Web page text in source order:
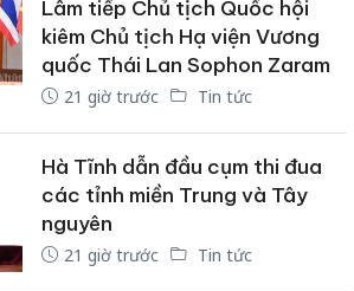
Lâm tiếp Chủ tịch Quốc hội
kiêm Chủ tịch Hạ viện Vương
quốc Thái Lan Sophon Zaram
21 giờ trước Tin tức
Hà Tĩnh dẫn đầu cụm thi đua
các tỉnh miền Trung và Tây
nguyên
21 giờ trước Tin tức